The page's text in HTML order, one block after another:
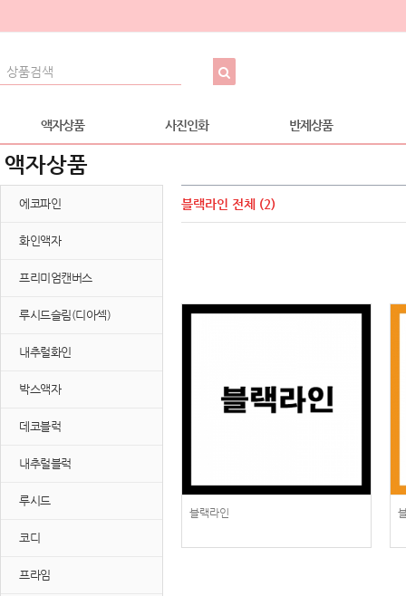
액자상품 사진인화 반제상품
액자상품
에코파인
화인액자
프리미엄캔버스
루시드슬림(디아섹)
내추럴화인
박스액자
데코블럭
내추럴블럭
루시드
코디
프라임
블랙라인 전체 (2)
블랙라인